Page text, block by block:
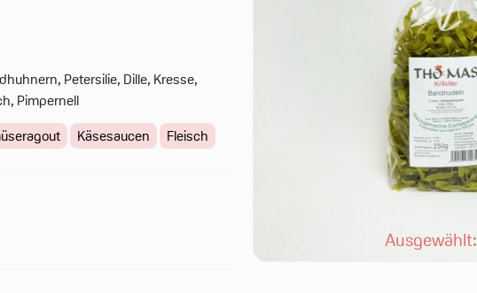
Ausgewählt:
Petersilie, Dille, Kresse,
Pimpernell
Käsesaucen Fleisch